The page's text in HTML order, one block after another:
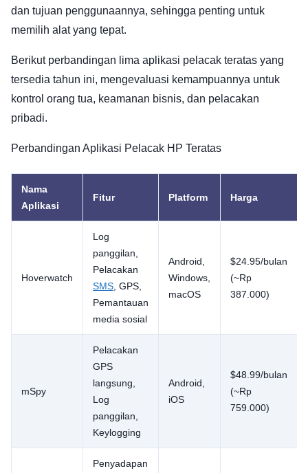
dan tujuan penggunaannya, sehingga penting untuk
memilih alat yang tepat.
Berikut perbandingan lima aplikasi pelacak teratas yang
tersedia tahun ini, mengevaluasi kemampuannya untuk
kontrol orang tua, keamanan bisnis, dan pelacakan
pribadi.
Perbandingan Aplikasi Pelacak HP Teratas
Nama
Aplikasi
Fitur Platform Harga
Hoverwatch
Log
panggilan,
Pelacakan
SMS , GPS,
Pemantauan
media sosial
Android,
Windows,
macOS
$24.95/bulan
(~Rp
387.000)
mSpy
Pelacakan
GPS
langsung,
Log
panggilan,
Keylogging
Android,
iOS
$48.99/bulan
(~Rp
759.000)
Penyadapan